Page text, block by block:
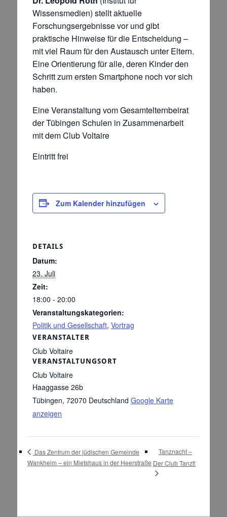
Wissensmedien) stellt aktuelle
Forschungsergebnisse vor und gibt
praktische Hinweise für die Entscheidung –
mit viel Raum für den Austausch unter Eltern.
Eine Orientierung für alle, deren Kinder den
Schritt zum ersten Smartphone noch vor sich
haben.
Eine Veranstaltung vom Gesamtelternbeirat
der Tübingen Schulen in Zusammenarbeit
mit dem Club Voltaire
Eintritt frei
Zum Kalender hinzufügen
DETAILS
Datum:
23. Juli
Zeit:
18:00 - 20:00
Veranstaltungskategorien:
Politik und Gesellschaft, Vortrag
VERANSTALTUNGSORT
Club Voltaire
Haaggasse 26b
Tübingen, 72070 Deutschland Google Karte
anzeigen
VERANSTALTER
Club Voltaire
Das Zentrum der jüdischen Gemeinde
Wankheim – ein Mietshaus in der Heerstraße
Tanznacht –
Der Club Tanzt!